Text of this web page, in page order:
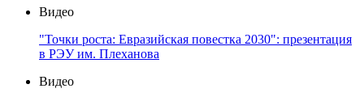
Видео
"Точки роста: Евразийская повестка 2030": презентация
в РЭУ им. Плеханова
Видео